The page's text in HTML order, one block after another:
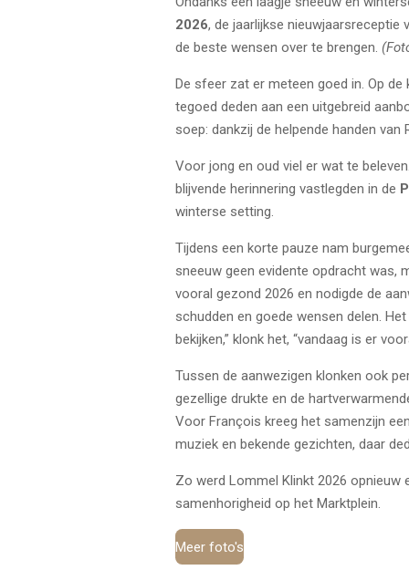
2026, de jaarlijkse
de beste wensen over te brengen.
De sfeer zat er meteen goed in. Op de
tegoed deden aan een uitgebreid
soep: dankzij de helpende handen
Voor jong en oud viel er wat te
blijvende herinnering vastlegden in de
winterse setting.
Tijdens een korte pauze nam
sneeuw geen evidente opdracht was,
vooral gezond 2026 en nodigde de
schudden en goede wensen delen.
bekijken,” klonk het, “vandaag is er
Tussen de aanwezigen klonken ook
gezellige drukte en de
Voor François kreeg het samenzijn
muziek en bekende gezichten, daar
Zo werd Lommel Klinkt 2026
samenhorigheid op het Marktplein.
Meer foto's